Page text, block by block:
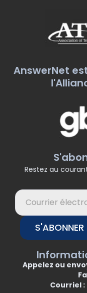
AnswerNet
Restez au
S'ABONNER
Appelez ou
Courriel :